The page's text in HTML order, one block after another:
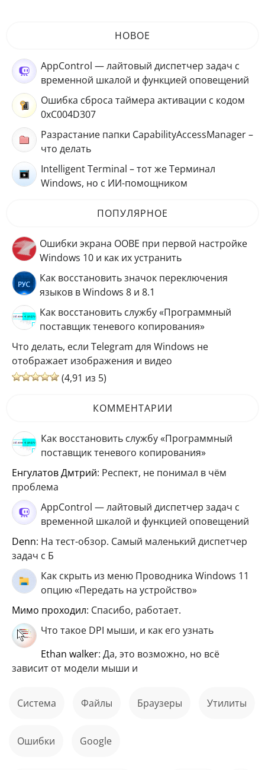
НОВОЕ
AppControl — лайтовый диспетчер задач с
временной шкалой и функцией оповещений
Ошибка сброса таймера активации с кодом
0xC004D307
Разрастание папки CapabilityAccessManager –
что делать
Intelligent Terminal – тот же Терминал
Windows, но с ИИ-помощником
ПОПУЛЯРНОЕ
Ошибки экрана OOBE при первой настройке
Windows 10 и как их устранить
Как восстановить значок переключения
языков в Windows 8 и 8.1
Как восстановить службу «Программный
поставщик теневого копирования»
Что делать, если Telegram для Windows не
отображает изображения и видео
(4,91 из 5)
КОММЕНТАРИИ
Как восстановить службу «Программный
поставщик теневого копирования»
Енгулатов Дмтрий: Респект, не понимал в чём
проблема
AppControl — лайтовый диспетчер задач с
временной шкалой и функцией оповещений
Denn: На тест-обзор. Самый маленький диспетчер
задач с Б
Как скрыть из меню Проводника Windows 11
опцию «Передать на устройство»
мимо проходил: Спасибо, работает.
Что такое DPI мыши, и как его узнать
ethan walker: Да, это возможно, но всё
зависит от модели мыши и
Система файлы Браузеры Утилиты
ошибки Google